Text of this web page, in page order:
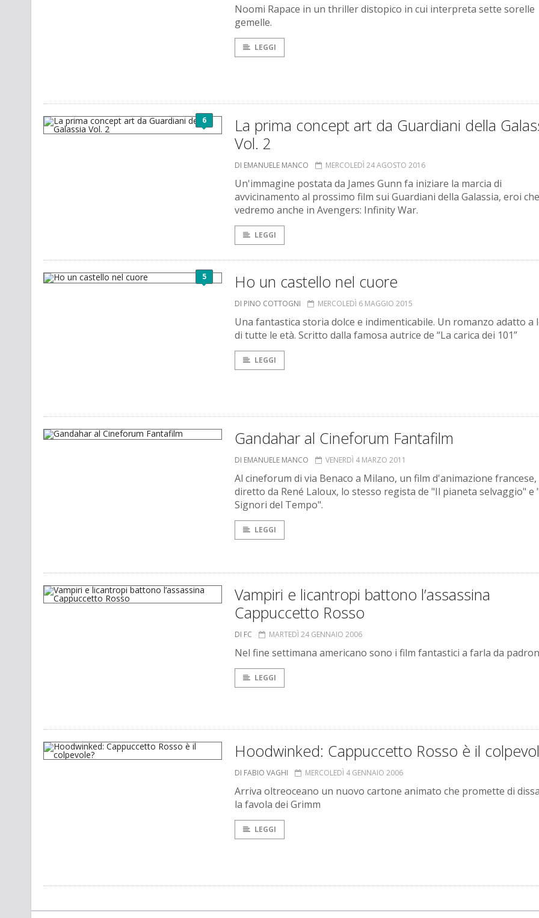
Noomi Rapace in un thriller distopico in cui interpreta sette sorelle
gemelle.
LEGGI
6
La prima concept art da Guardiani della
Vol. 2
DI EMANUELE MANCO MERCOLEDÌ 24 AGOSTO 2016
Un'immagine postata da James Gunn fa iniziare la marcia di
avvicinamento al prossimo film sui Guardiani della Galassia, eroi che
vedremo anche in Avengers: Infinity War.
LEGGI
5 Ho un castello nel cuore
DI PINO COTTOGNI MERCOLEDÌ 6 MAGGIO 2015
Una fantastica storia dolce e indimenticabile. Un romanzo adatto a
di tutte le età. Scritto dalla famosa autrice de “La carica dei 101”
LEGGI
Gandahar al Cineforum Fantafilm
DI EMANUELE MANCO VENERDÌ 4 MARZO 2011
Al cineforum di via Benaco a Milano, un film d'animazione francese,
diretto da René Laloux, lo stesso regista de "Il pianeta selvaggio" e
Signori del Tempo".
LEGGI
Vampiri e licantropi battono l’assassina
Cappuccetto Rosso
DI FC MARTEDÌ 24 GENNAIO 2006
Nel fine settimana americano sono i film fantastici a farla da
LEGGI
Hoodwinked: Cappuccetto Rosso è il
DI FABIO VAGHI MERCOLEDÌ 4 GENNAIO 2006
Arriva oltreoceano un nuovo cartone animato che promette di
la favola dei Grimm
LEGGI